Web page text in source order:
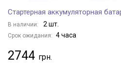
Стартерная аккумуляторная
В наличии: 2 шт.
Срок ожидания: 4 часа
2744